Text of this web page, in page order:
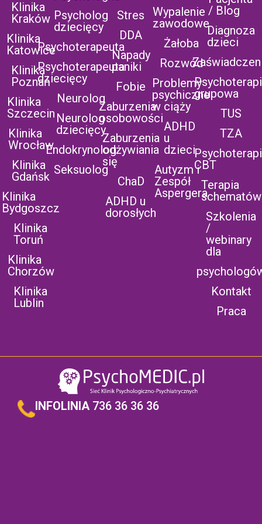
Klinika
Kraków
Klinika
Katowice
Klinika
Poznań
Klinika
Szczecin
Klinika
Wrocław
Klinika
Gdańsk
Klinika
Bydgoszcz
Klinika
Toruń
Klinika
Chorzów
Klinika
Lublin
Psycholog
dziecięcy
Psychoterapeuta
Psychoterapeuta
dziecięcy
Neurolog
Neurolog
dziecięcy
Endokrynolog
Seksuolog
Stres
DDA
Napady
paniki
Fobie
Zaburzenia
osobowości
Zaburzenia
odżywiania
się
ChaD
ADHD u
dorosłych
Wypalenie
zawodowe
Żałoba
Rozwód
Problemy
psychiczne
w ciąży
ADHD
u
dzieci
Autyzm i
Zespół
Aspergera
/ Blog
Diagnoza
dzieci
grupowa
TUS
TZA
CBT
Terapia
schematów
Szkolenia
/
webinary
dla
Kontakt
Praca
INFOLINIA 736 36 36 36